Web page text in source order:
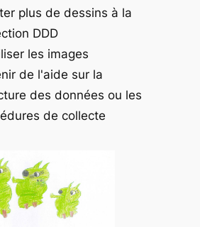
plus de dessins à la
DDD
les images
de l'aide sur la
des données ou les
de collecte